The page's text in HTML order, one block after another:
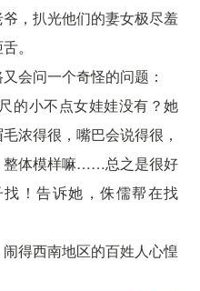
，扒光他们的妻女极尽羞
。
会问一个奇怪的问题：
的小不点女娃娃没有？她
浓得很，嘴巴会说得很，
整体模样嘛……总之是很好
！告诉她，侏儒帮在找
得西南地区的百姓人心惶